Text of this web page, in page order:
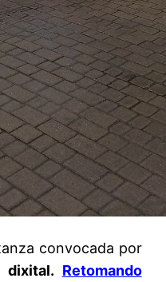
convocada por
dixital. Retomando